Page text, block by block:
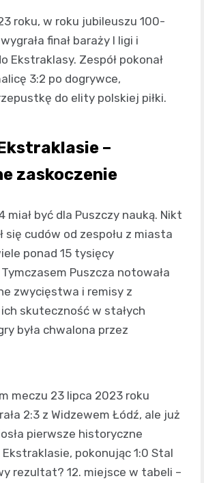
roku, w roku jubileuszu 100-
finał baraży I ligi i
Ekstraklasy. Zespół pokonał
3:2 po dogrywce,
do elity polskiej piłki.
–
zaskoczenie
miał być dla Puszczy nauką. Nikt
się cudów od zespołu z miasta
ponad 15 tysięcy
Puszcza notowała
zwycięstwa i remisy z
skuteczność w stałych
była chwalona przez
meczu 23 lipca 2023 roku
2:3 z Widzewem Łódź, ale już
pierwsze historyczne
pokonując 1:0 Stal
rezultat? 12. miejsce w tabeli –